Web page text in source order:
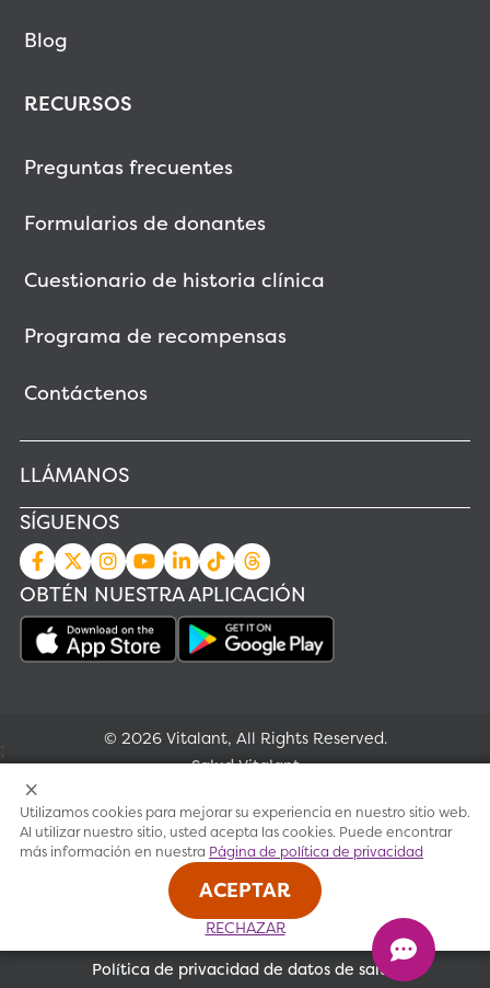
Blog
RECURSOS
Preguntas frecuentes
Formularios de donantes
Cuestionario de historia clínica
Programa de recompensas
Contáctenos
LLÁMANOS
SÍGUENOS
OBTÉN NUESTRA APLICACIÓN
© 2026 Vitalant, All Rights Reserved.
Salud Vitalant
Investigación
Condiciones de uso
Política de privacidad
Política de privacidad de datos de salud
;
Utilizamos cookies para mejorar su experiencia en nuestro sitio web.
Al utilizar nuestro sitio, usted acepta las cookies. Puede encontrar
más información en nuestra Página de política de privacidad
ACEPTAR
RECHAZAR